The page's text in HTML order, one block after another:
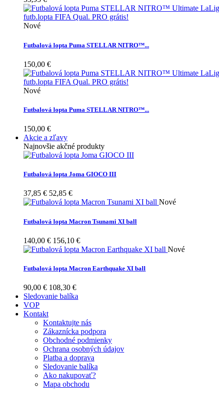
Nové
Futbalová lopta Puma STELLAR NITRO™...
150,00 €
Nové
Futbalová lopta Puma STELLAR NITRO™...
150,00 €
Akcie a zľavy
Najnovšie akčné produkty
Futbalová lopta Joma GIOCO III
37,85 € 52,85 €
Nové
Futbalová lopta Macron Tsunami XI ball
140,00 € 156,10 €
Nové
Futbalová lopta Macron Earthquake XI ball
90,00 € 108,30 €
Sledovanie balíka
VOP
Kontakt
Kontaktujte nás
Zákaznícka podpora
Obchodné podmienky
Ochrana osobných údajov
Platba a doprava
Sledovanie balíka
Ako nakupovať?
Mapa obchodu